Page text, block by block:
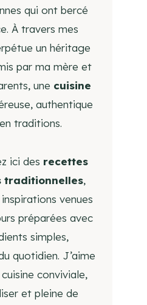
qui ont bercé
À travers mes
un héritage
par ma mère et
une cuisine
authentique
traditions.
ici des recettes
traditionnelles,
venues
préparées avec
simples,
quotidien. J’aime
conviviale,
et pleine de